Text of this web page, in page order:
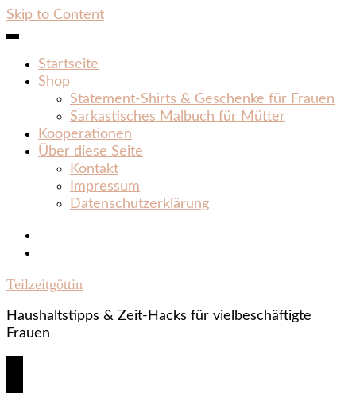
Skip to Content
Startseite
Shop
Statement‑Shirts & Geschenke für Frauen
Sarkastisches Malbuch für Mütter
Kooperationen
Über diese Seite
Kontakt
Impressum
Datenschutzerklärung
Teilzeitgöttin
Haushaltstipps & Zeit‑Hacks für vielbeschäftigte
Frauen